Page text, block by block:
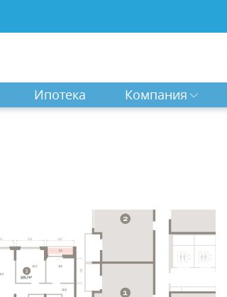
Ипотека Компания